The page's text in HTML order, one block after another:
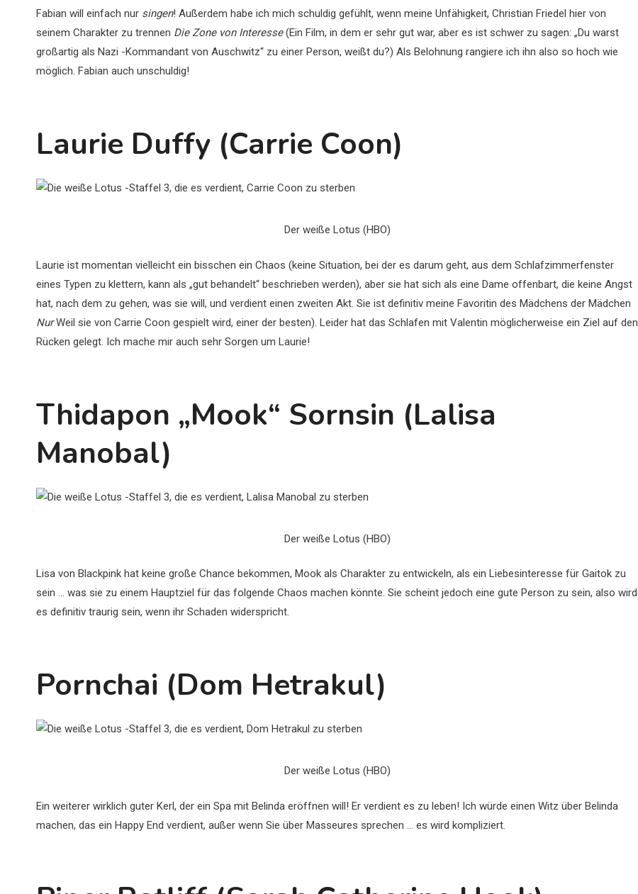
Fabian will einfach nur singen! Außerdem habe ich mich schuldig gefühlt, wenn meine Unfähigkeit, Christian Friedel hier von
seinem Charakter zu trennen Die Zone von Interesse(Ein Film, in dem er sehr gut war, aber es ist schwer zu sagen: „Du warst
großartig als Nazi -Kommandant von Auschwitz“ zu einer Person, weißt du?) Als Belohnung rangiere ich ihn also so hoch wie
möglich. Fabian auch unschuldig!
Laurie Duffy (Carrie Coon)
Der weiße Lotus (HBO)
Laurie ist momentan vielleicht ein bisschen ein Chaos (keine Situation, bei der es darum geht, aus dem Schlafzimmerfenster
eines Typen zu klettern, kann als „gut behandelt“ beschrieben werden), aber sie hat sich als eine Dame offenbart, die keine Angst
hat, nach dem zu gehen, was sie will, und verdient einen zweiten Akt. Sie ist definitiv meine Favoritin des Mädchens der Mädchen
NurWeil sie von Carrie Coon gespielt wird, einer der besten). Leider hat das Schlafen mit Valentin möglicherweise ein Ziel auf den
Rücken gelegt. Ich mache mir auch sehr Sorgen um Laurie!
Thidapon „Mook“ Sornsin (Lalisa
Manobal)
Der weiße Lotus (HBO)
Lisa von Blackpink hat keine große Chance bekommen, Mook als Charakter zu entwickeln, als ein Liebesinteresse für Gaitok zu
sein … was sie zu einem Hauptziel für das folgende Chaos machen könnte. Sie scheint jedoch eine gute Person zu sein, also wird
es definitiv traurig sein, wenn ihr Schaden widerspricht.
Pornchai (Dom Hetrakul)
Der weiße Lotus (HBO)
Ein weiterer wirklich guter Kerl, der ein Spa mit Belinda eröffnen will! Er verdient es zu leben! Ich würde einen Witz über Belinda
machen, das ein Happy End verdient, außer wenn Sie über Masseures sprechen … es wird kompliziert.